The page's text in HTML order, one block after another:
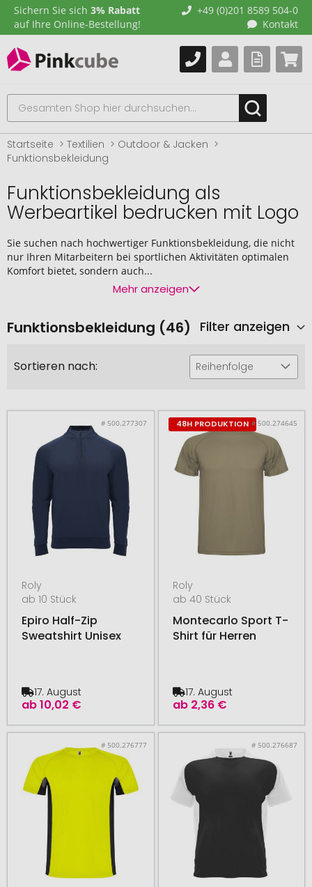
Sichern Sie sich 3% Rabatt
auf Ihre Online-Bestellung!
+49 (0)201 8589 504-0
Kontakt
Startseite Textilien
Outdoor & Jacken
Funktionsbekleidung
Funktionsbekleidung als
Werbeartikel bedrucken mit Logo
Sie suchen nach hochwertiger Funktionsbekleidung, die nicht
nur Ihren Mitarbeitern bei sportlichen Aktivitäten optimalen
Komfort bietet, sondern auch...
Mehr anzeigen
Funktionsbekleidung (46) Filter anzeigen
Sortieren nach: Reihenfolge
# 500.277307
Roly
ab 10 Stück
Epiro Half-Zip
Sweatshirt Unisex
ab10,02 €
17. August
48H PRODUKTION # 500.274645
Roly
ab 40 Stück
Montecarlo Sport T-
Shirt für Herren
ab 2,36 €
17. August
# 500.276777 # 500.276687